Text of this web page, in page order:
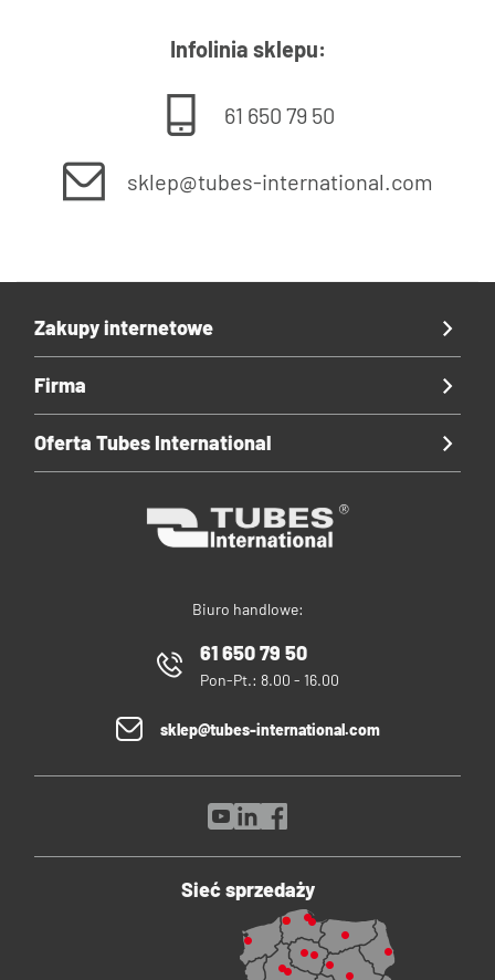
Infolinia sklepu:
61 650 79 50
sklep@tubes-international.com
Biuro handlowe:
61 650 79 50
Pon-Pt.: 8.00 - 16.00
sklep@tubes-international.com
Zakupy internetowe
Firma
Oferta Tubes International
Sieć sprzedaży